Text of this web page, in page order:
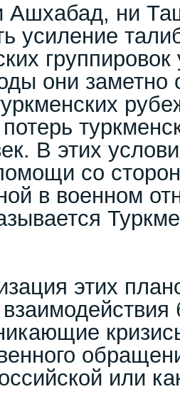
Ашхабад, ни
усиление
они заметно
В этих
со
в военном
этих
или